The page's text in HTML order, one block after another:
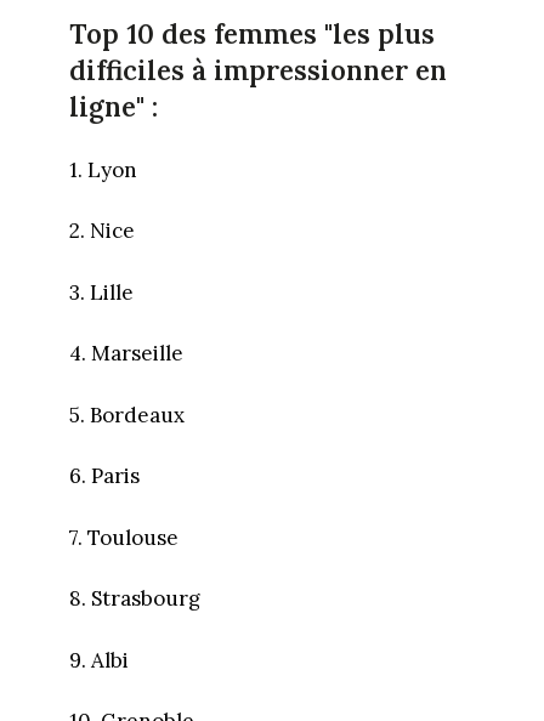
Top 10 des femmes "les plus
difficiles à impressionner en
ligne" :
1. Lyon
2. Nice
3. Lille
4. Marseille
5. Bordeaux
6. Paris
7. Toulouse
8. Strasbourg
9. Albi